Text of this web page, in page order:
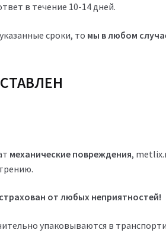
в течение 10-14 дней.
сроки, то мы в любом
механические повреждения,
от любых неприятностей!
упаковываются в